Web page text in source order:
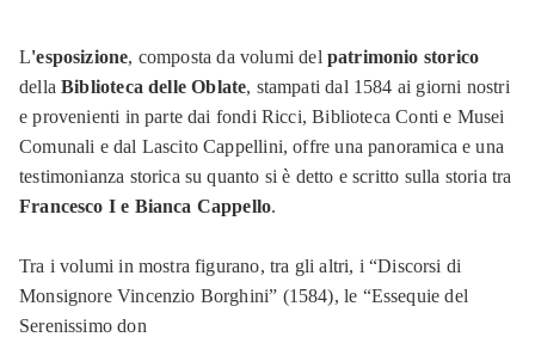
L'esposizione, composta da volumi del patrimonio storico
della Biblioteca delle Oblate, stampati dal 1584 ai giorni nostri
e provenienti in parte dai fondi Ricci, Biblioteca Conti e Musei
Comunali e dal Lascito Cappellini, offre una panoramica e una
testimonianza storica su quanto si è detto e scritto sulla storia tra
Francesco I e Bianca Cappello.
Tra i volumi in mostra figurano, tra gli altri, i “Discorsi di
Monsignore Vincenzio Borghini” (1584), le “Essequie del
Serenissimo don